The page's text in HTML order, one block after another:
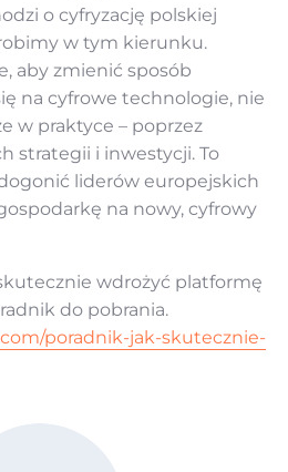
o cyfryzację polskiej
w tym kierunku.
aby zmienić sposób
na cyfrowe technologie, nie
w praktyce – poprzez
strategii i inwestycji. To
liderów europejskich
na nowy, cyfrowy
wdrożyć platformę
do pobrania.
poradnik-jak-skutecznie-